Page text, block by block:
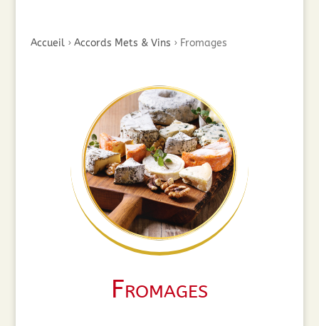
Accueil› Accords Mets & Vins › Fromages
Fromages